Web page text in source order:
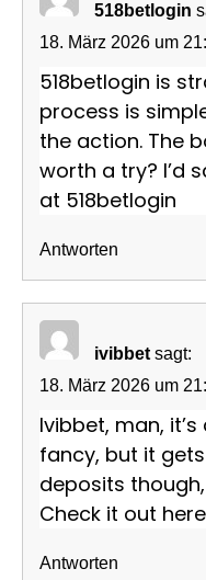
518betlogin
18. März 2026 um
518betlogin is
process is
the action. The
worth a try? I’d
at 518betlogin
Antworten
ivibbet sagt:
18. März 2026 um
Ivibbet, man,
fancy, but it
deposits
Check it out here
Antworten